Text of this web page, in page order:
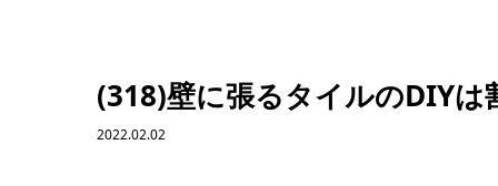
(318)壁に張るタイルのDIYは
2022.02.02